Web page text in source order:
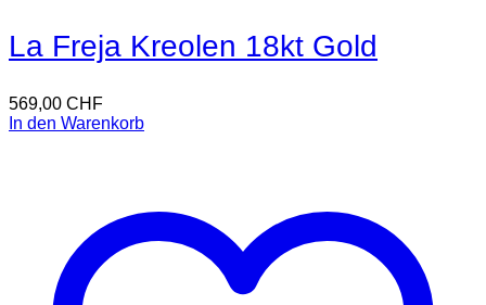
La Freja Kreolen 18kt Gold
569,00 CHF
In den Warenkorb